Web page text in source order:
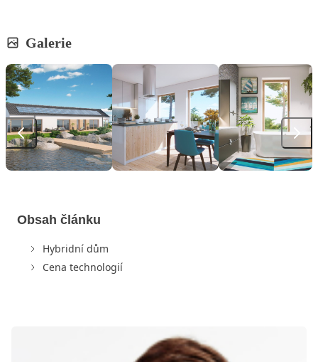
Galerie
Obsah článku
Hybridní dům
Cena technologií